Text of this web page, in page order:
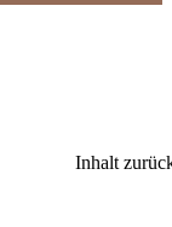
Inhalt